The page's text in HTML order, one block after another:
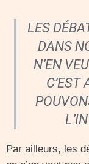
LES
DANS
N’EN
C’EST
Par ailleurs, les